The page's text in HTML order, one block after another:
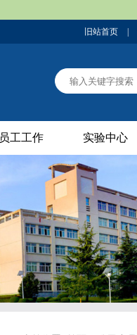
旧站首页
员工工作 实验中心